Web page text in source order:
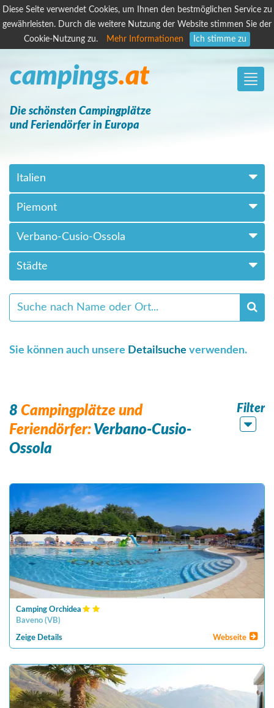
Diese Seite verwendet Cookies, um Ihnen den bestmöglichen Service zu
gewährleisten. Durch die weitere Nutzung der Website stimmen Sie der
Cookie-Nutzung zu.
Mehr Informationen Ich stimme zu
Toggle
campings.at
Die schönsten Campingplätze
und Feriendörfer in Europa
Italien
Piemont
Verbano-Cusio-Ossola
Städte
Sie können auch unsere Detailsuche verwenden.
8 Campingplätze und
Feriendörfer: Verbano-Cusio-
Ossola
Filter
Camping Orchidea
Baveno (VB)
Zeige Details Webseite